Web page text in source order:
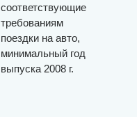
соответствующие
требованиям
поездки на авто,
минимальный год
выпуска 2008 г.